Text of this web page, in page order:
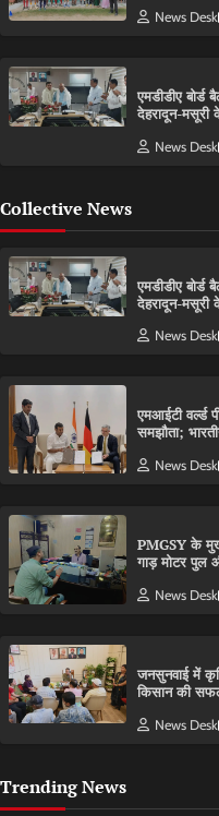
News Desk
एमडीडीए बोर्ड
देहरादून-मसूरी
News Desk
Collective News
एमडीडीए बोर्ड
देहरादून-मसूरी
News Desk
एमआईटी वर्ल्ड
समझौता;
News Desk
PMGSY के
गाड़ मोटर पुल
News Desk
जनसुनवाई में
किसान की
News Desk
Trending News